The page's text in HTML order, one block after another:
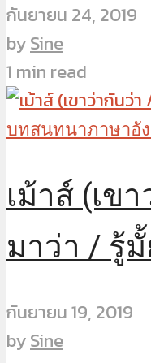
กันยายน 24, 2019
bySine
1 min read
บทสนทนาภาษาอั
เม้าส์ (เข
มาว่า / รู้
กันยายน 19, 2019
bySine